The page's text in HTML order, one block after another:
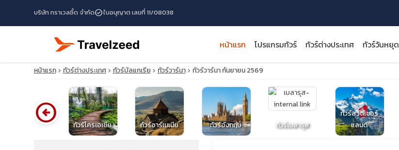
บริษัท ทราเวลซี้ด จำกัดcheck_circleใบอนุญาต เลขที่ 11/08038
หน้าแรก โปรแกรมทัวร์ ทัวร์ต่างประเทศ ทัวร์วันหยุด
close
หน้าแรก ทัวร์ต่างประเทศ ทัวร์บัลแกเรีย ทัวร์วาร์นา ทัวร์วาร์นา กันยายน 2569
ทัวร์สาธารณรัฐ
ทัวร์โครเอเชีย ทัวร์อาร์เมเนีย ทัวร์อังกฤษ ทัวร์เบลารุส
ทัวร์สวิตเซอร์
แลนด์
arrow_circle_left